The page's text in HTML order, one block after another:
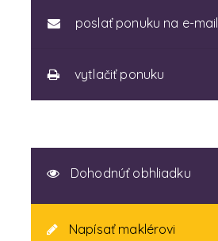
poslať ponuku na e-mail
vytlačiť ponuku
Dohodnúť obhliadku
Napísať maklérovi